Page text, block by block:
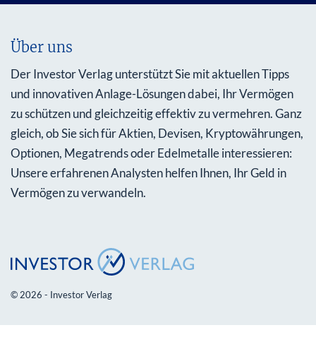
Über uns
Der Investor Verlag unterstützt Sie mit aktuellen Tipps
und innovativen Anlage-Lösungen dabei, Ihr Vermögen
zu schützen und gleichzeitig effektiv zu vermehren. Ganz
gleich, ob Sie sich für Aktien, Devisen, Kryptowährungen,
Optionen, Megatrends oder Edelmetalle interessieren:
Unsere erfahrenen Analysten helfen Ihnen, Ihr Geld in
Vermögen zu verwandeln.
© 2026 - Investor Verlag